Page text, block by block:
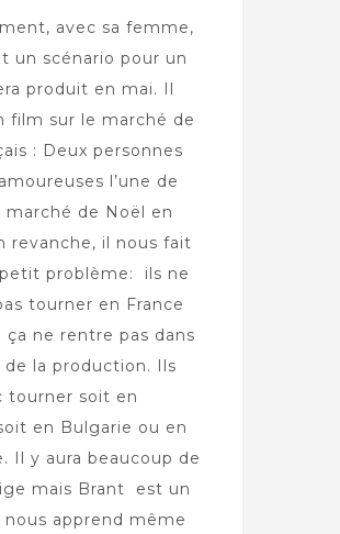
avec sa femme,
un scénario pour un
produit en mai. Il
film sur le marché de
: Deux personnes
l’une de
marché de Noël en
revanche, il nous fait
problème: ils ne
tourner en France
ça ne rentre pas dans
la production. Ils
tourner soit en
en Bulgarie ou en
Il y aura beaucoup de
mais Brant est un
nous apprend même